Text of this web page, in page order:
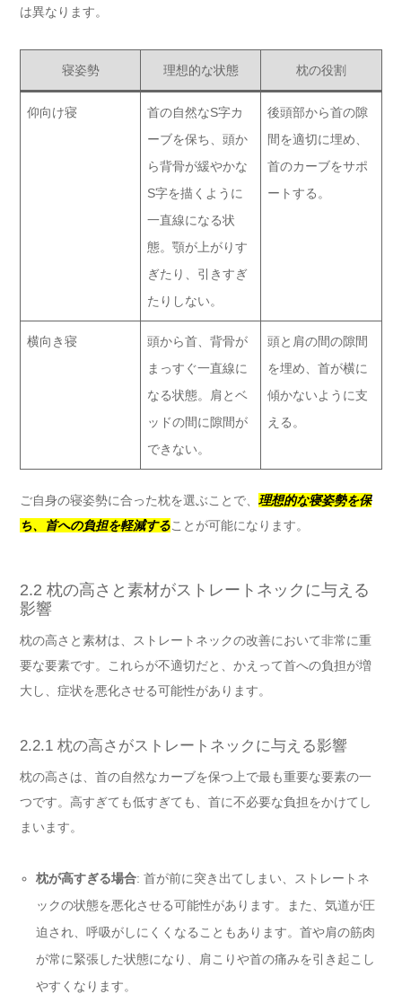
は異なります。
寝姿勢 理想的な状態 枕の役割
仰向け寝
首の自然なS字カ
ーブを保ち、頭か
ら背骨が緩やかな
S字を描くように
一直線になる状
態。顎が上がりす
ぎたり、引きすぎ
たりしない。
後頭部から首の隙
間を適切に埋め、
首のカーブをサポ
ートする。
横向き寝
頭から首、背骨が
まっすぐ一直線に
なる状態。肩とベ
ッドの間に隙間が
できない。
頭と肩の間の隙間
を埋め、首が横に
傾かないように支
える。
ご自身の寝姿勢に合った枕を選ぶことで、 理想的な寝姿勢を保
ち、首への負担を軽減することが可能になります。
2.2 枕の高さと素材がストレートネックに与える
影響
枕の高さと素材は、ストレートネックの改善において非常に重
要な要素です。これらが不適切だと、かえって首への負担が増
大し、症状を悪化させる可能性があります。
2.2.1 枕の高さがストレートネックに与える影響
枕の高さは、首の自然なカーブを保つ上で最も重要な要素の一
つです。高すぎても低すぎても、首に不必要な負担をかけてし
まいます。
枕が高すぎる場合: 首が前に突き出てしまい、ストレートネ
ックの状態を悪化させる可能性があります。また、気道が圧
迫され、呼吸がしにくくなることもあります。首や肩の筋肉
が常に緊張した状態になり、肩こりや首の痛みを引き起こし
やすくなります。